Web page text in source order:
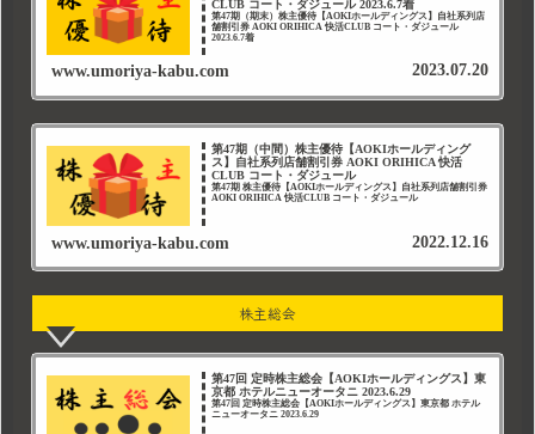
CLUB コート・ダジュール 2023.6.7着
第47期（期末）株主優待【AOKIホールディングス】自社系列店
舗割引券 AOKI ORIHICA 快活CLUB コート・ダジュール
2023.6.7着
www.umoriya-kabu.com 2023.07.20
第47期（中間）株主優待【AOKIホールディング
ス】自社系列店舗割引券 AOKI ORIHICA 快活
CLUB コート・ダジュール
第47期 株主優待【AOKIホールディングス】自社系列店舗割引券
AOKI ORIHICA 快活CLUB コート・ダジュール
www.umoriya-kabu.com 2022.12.16
株主総会
第47回 定時株主総会【AOKIホールディングス】東
京都 ホテルニューオータニ 2023.6.29
第47回 定時株主総会【AOKIホールディングス】東京都 ホテル
ニューオータニ 2023.6.29